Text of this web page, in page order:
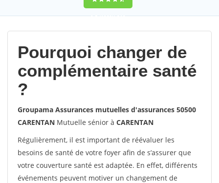
9,5(100%)219
Pourquoi changer de
complémentaire santé
?
Groupama Assurances mutuelles d'assurances 50500
CARENTAN Mutuelle sénior à CARENTAN
Régulièrement, il est important de réévaluer les
besoins de santé de votre foyer afin de s’assurer que
votre couverture santé est adaptée. En effet, différents
événements peuvent motiver un changement de